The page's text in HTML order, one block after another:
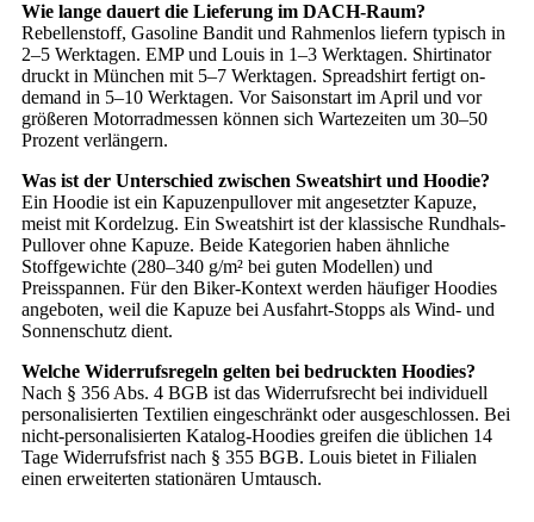
Wie lange dauert die Lieferung im DACH-Raum?
Rebellenstoff, Gasoline Bandit und Rahmenlos liefern typisch in
2–5 Werktagen. EMP und Louis in 1–3 Werktagen. Shirtinator
druckt in München mit 5–7 Werktagen. Spreadshirt fertigt on-
demand in 5–10 Werktagen. Vor Saisonstart im April und vor
größeren Motorradmessen können sich Wartezeiten um 30–50
Prozent verlängern.
Was ist der Unterschied zwischen Sweatshirt und Hoodie?
Ein Hoodie ist ein Kapuzenpullover mit angesetzter Kapuze,
meist mit Kordelzug. Ein Sweatshirt ist der klassische Rundhals-
Pullover ohne Kapuze. Beide Kategorien haben ähnliche
Stoffgewichte (280–340 g/m² bei guten Modellen) und
Preisspannen. Für den Biker-Kontext werden häufiger Hoodies
angeboten, weil die Kapuze bei Ausfahrt-Stopps als Wind- und
Sonnenschutz dient.
Welche Widerrufsregeln gelten bei bedruckten Hoodies?
Nach § 356 Abs. 4 BGB ist das Widerrufsrecht bei individuell
personalisierten Textilien eingeschränkt oder ausgeschlossen. Bei
nicht-personalisierten Katalog-Hoodies greifen die üblichen 14
Tage Widerrufsfrist nach § 355 BGB. Louis bietet in Filialen
einen erweiterten stationären Umtausch.